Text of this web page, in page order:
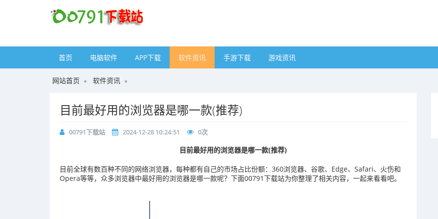
首页 电脑软件 APP下载 软件资讯 手游下载 游戏资讯
网站首页 软件资讯
目前最好用的浏览器是哪一款(推荐)
00791下载站 2024-12-28 10:24:51 0次
目前最好用的浏览器是哪一款(推荐)
目前全球有数百种不同的网络浏览器，每种都有自己的市场占比份额：360浏览器、谷歌、Edge、Safari、火伤和
Opera等等，众多浏览器中最好用的浏览器是哪一款呢？下面00791下载站为你整理了相关内容，一起来看看吧。